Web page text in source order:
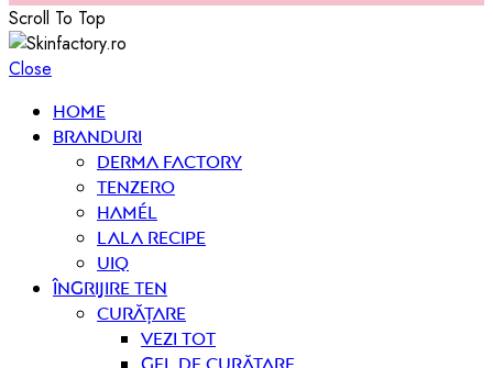
Scroll To Top
Close
Home
Branduri
Derma Factory
Tenzero
Hamél
Lala Recipe
UIQ
Îngrijire ten
curățare
Vezi tot
Gel de curățare